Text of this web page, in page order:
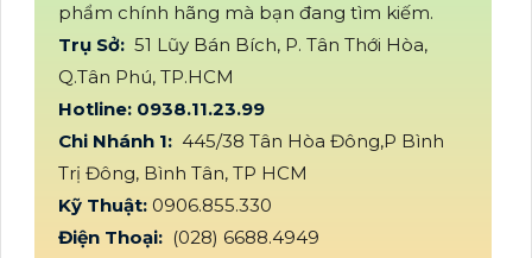
phẩm chính hãng mà bạn đang tìm kiếm.
Trụ Sở: 51 Lũy Bán Bích, P. Tân Thới Hòa,
Q.Tân Phú, TP.HCM
Hotline: 0938.11.23.99
Chi Nhánh 1: 445/38 Tân Hòa Đông,P Bình
Trị Đông, Bình Tân, TP HCM
Kỹ Thuật: 0906.855.330
Điện Thoại: (028) 6688.4949